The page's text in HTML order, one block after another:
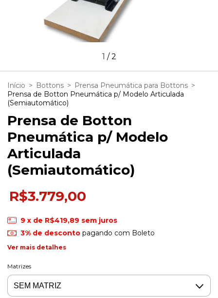
1 /2
Início > Bottons > Prensa Pneumática para Bottons >
Prensa de Botton Pneumática p/ Modelo Articulada
(Semiautomático)
Prensa de Botton
Pneumática p/ Modelo
Articulada
(Semiautomático)
R$3.779,00
9 x de R$419,89 sem juros
3% de descontopagando com Boleto
Ver mais detalhes
Matrizes